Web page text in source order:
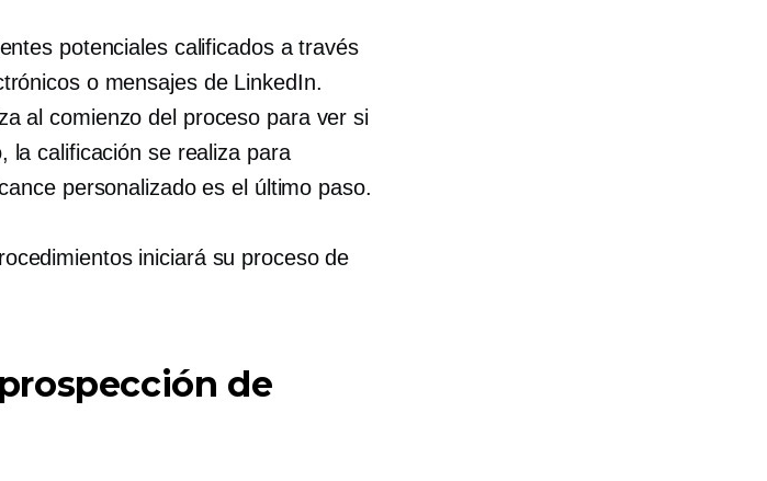
potenciales calificados a través
o mensajes de LinkedIn.
al comienzo del proceso para ver si
la calificación se realiza para
personalizado es el último paso.
iniciará su proceso de
de